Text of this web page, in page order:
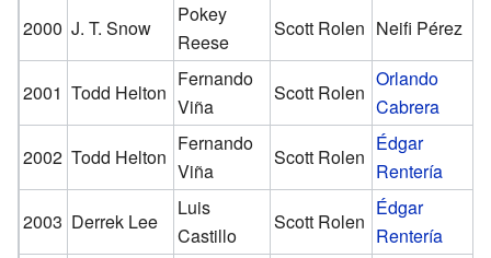
2000 J. T. Snow
Pokey
Reese
Scott Rolen Neifi Pérez
2001 Todd Helton
Fernando
Viña
Scott Rolen
Orlando
Cabrera
2002 Todd Helton
Fernando
Viña
Scott Rolen
Édgar
Rentería
2003 Derrek Lee
Luis
Castillo
Scott Rolen
Édgar
Rentería